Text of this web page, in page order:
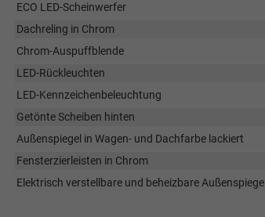
ECO LED-Scheinwerfer
Dachreling in Chrom
Chrom-Auspuffblende
LED-Rückleuchten
LED-Kennzeichenbeleuchtung
Getönte Scheiben hinten
Außenspiegel in Wagen- und Dachfarbe lackiert
Fensterzierleisten in Chrom
Elektrisch verstellbare und beheizbare Außenspiegel